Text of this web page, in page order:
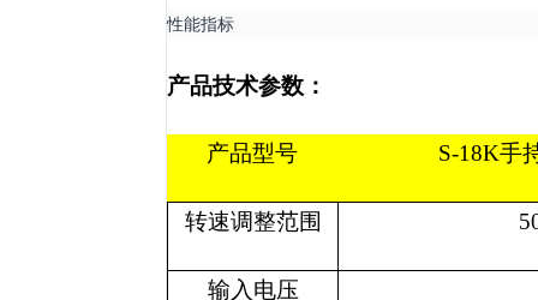
性能指标
产品技术参数：
产品型号 S-18K手
转速调整范围
输入电压